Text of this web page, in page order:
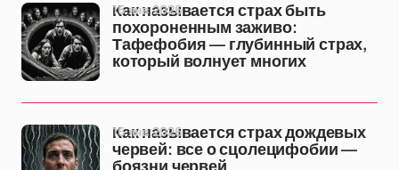
Как называется страх быть
похороненным заживо:
Тафефобия — глубинный страх,
который волнует многих
16 янв 2026
Как называется страх дождевых
червей: все о сцолецифобии —
боязни червей
16 янв 2026